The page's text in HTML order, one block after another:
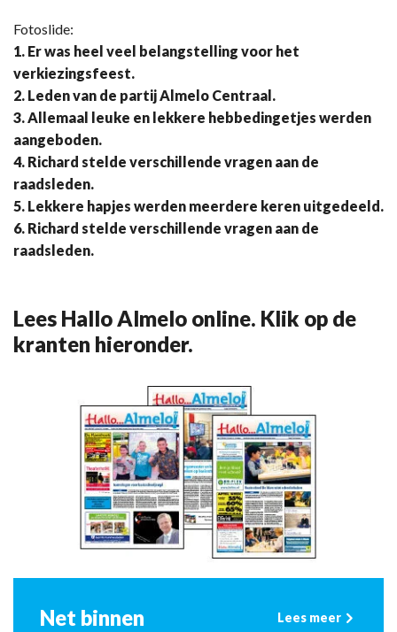
Fotoslide:
1. Er was heel veel belangstelling voor het
verkiezingsfeest.
2. Leden van de partij Almelo Centraal.
3. Allemaal leuke en lekkere hebbedingetjes werden
aangeboden.
4. Richard stelde verschillende vragen aan de
raadsleden.
5. Lekkere hapjes werden meerdere keren uitgedeeld.
6. Richard stelde verschillende vragen aan de
raadsleden.
Lees Hallo Almelo online. Klik op de
kranten hieronder.
Net binnen Lees meer